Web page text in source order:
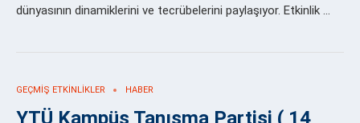
dünyasının dinamiklerini ve tecrübelerini paylaşıyor. Etkinlik …
GEÇMIŞ ETKINLIKLER HABER
YTÜ Kampüs Tanışma Partisi ( 14